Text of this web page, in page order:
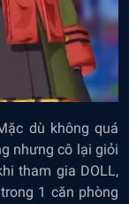
dù không quá
nhưng cô lại giỏi
tham gia DOLL,
1 căn phòng